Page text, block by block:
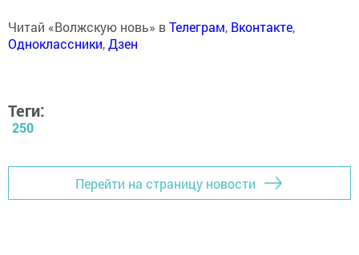
Читай «Волжскую новь» вТелеграм, Вконтакте,
Одноклассники,Дзен
Теги:
250
Перейти на страницу новости